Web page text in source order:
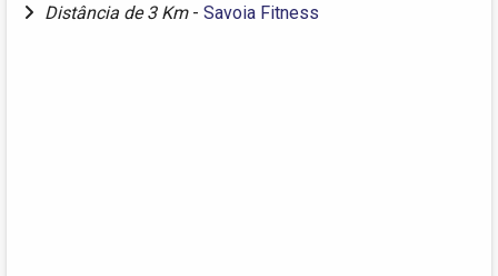
Distância de 3 Km - Savoia Fitness